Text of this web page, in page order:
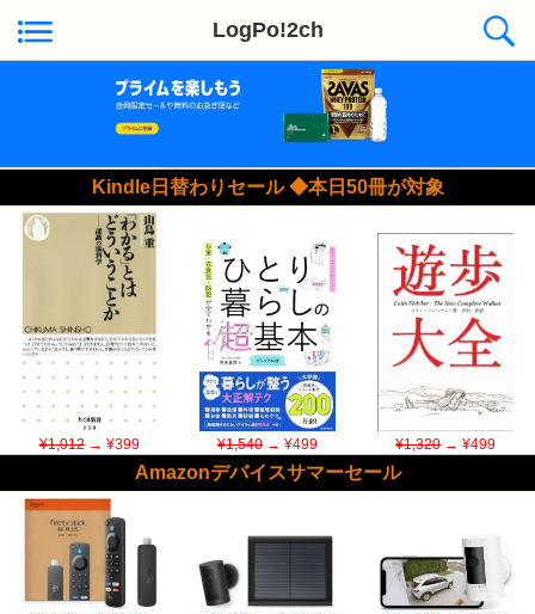
LogPo!2ch
Kindle日替わりセール ◆本日50冊が対象
¥1,012→ ¥399 ¥1,540→ ¥499 ¥1,320→ ¥499
Amazonデバイスサマーセール